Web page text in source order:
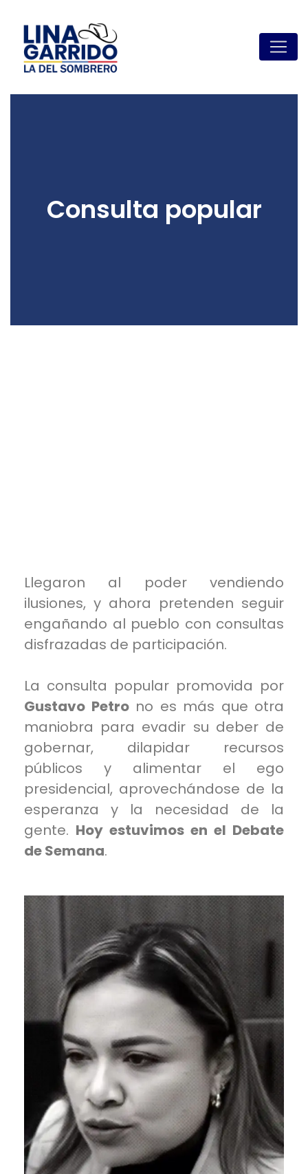
Consulta popular
Llegaron al poder vendiendo
ilusiones, y ahora pretenden seguir
engañando al pueblo con consultas
disfrazadas de participación.
La consulta popular promovida por
Gustavo Petrono es más que otra
maniobra para evadir su deber de
gobernar, dilapidar recursos
públicos y alimentar el ego
presidencial, aprovechándose de la
esperanza y la necesidad de la
gente. Hoy estuvimos en el Debate
de Semana.